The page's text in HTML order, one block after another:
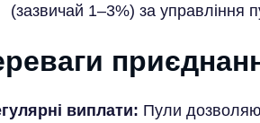
(зазвичай 1–3%) за управління
виплати: Пули